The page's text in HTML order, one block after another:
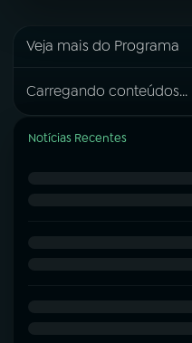
Veja mais do Programa
Carregando conteúdos...
Notícias Recentes